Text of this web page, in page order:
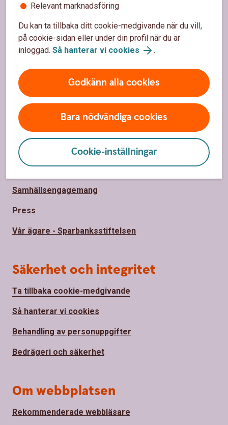
Relevant marknadsföring
Du kan ta tillbaka ditt cookie-medgivande när du vill,
på cookie-sidan eller under din profil när du är
inloggad. Så hanterar vi cookies .
Godkänn alla cookies
Bara nödvändiga cookies
Cookie-inställningar
Kundservice
Spärrhjälp
Hitta bankkontor
Bli kund
Priser, räntor och kurser
Om oss
Om Sparbanken Skaraborg
Hållbarhet
Samhällsengagemang
Press
Vår ägare - Sparbanksstiftelsen
Säkerhet och integritet
Ta tillbaka cookie-medgivande
Så hanterar vi cookies
Behandling av personuppgifter
Bedrägeri och säkerhet
Om webbplatsen
Rekommenderade webbläsare